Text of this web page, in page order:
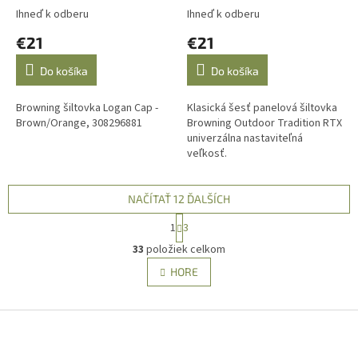
308296881
Ihneď k odberu
€21
Do košíka
Browning šiltovka Logan Cap -
Brown/Orange, 308296881
Ihneď k odberu
€21
Do košíka
Klasická šesť panelová šiltovka
Browning Outdoor Tradition RTX
univerzálna nastaviteľná
veľkosť.
O
v
l
á
NAČÍTAŤ 12 ĎALŠÍCH
t
r
á
n
k
v
1 3
33 položiek celkom
HORE